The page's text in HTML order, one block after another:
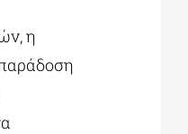
η